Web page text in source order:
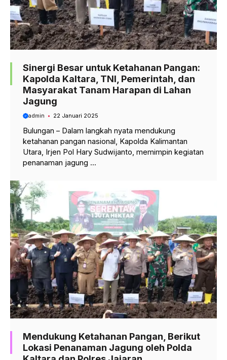
Sinergi Besar untuk Ketahanan Pangan:
Kapolda Kaltara, TNI, Pemerintah, dan
Masyarakat Tanam Harapan di Lahan
Jagung
admin 22 Januari 2025
Bulungan – Dalam langkah nyata mendukung
ketahanan pangan nasional, Kapolda Kalimantan
Utara, Irjen Pol Hary Sudwijanto, memimpin kegiatan
penanaman jagung ...
Mendukung Ketahanan Pangan, Berikut
Lokasi Penanaman Jagung oleh Polda